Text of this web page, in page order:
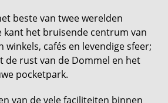
beste van twee werelden
kant het bruisende centrum van
winkels, cafés en levendige sfeer;
de rust van de Dommel en het
pocketpark.
van de vele faciliteiten binnen